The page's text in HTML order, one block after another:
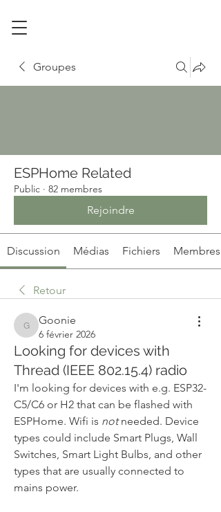
Groupes
ESPHome Related
Public · 82 membres
Rejoindre
Discussion Médias Fichiers Membres
Retour
Goonie
Goonie
6 février 2026
Looking for devices with
Thread (IEEE 802.15.4) radio
I'm looking for devices with e.g. ESP32-
C5/C6 or H2 that can be flashed with
ESPHome. Wifi is not needed. Device
types could include Smart Plugs, Wall
Switches, Smart Light Bulbs, and other
types that are usually connected to
mains power.